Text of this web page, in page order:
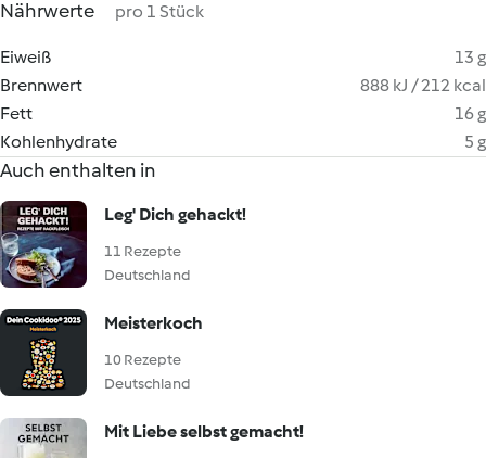
Nährwerte pro 1 Stück
Eiweiß
13 g
Brennwert
888 kJ / 212 kcal
Fett
16 g
Kohlenhydrate
5 g
Auch enthalten in
Leg' Dich gehackt!
11 Rezepte
Deutschland
Meisterkoch
10 Rezepte
Deutschland
Mit Liebe selbst gemacht!